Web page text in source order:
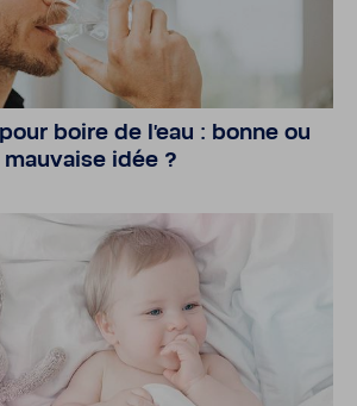
boire de l'eau : bonne ou
mauvaise idée ?